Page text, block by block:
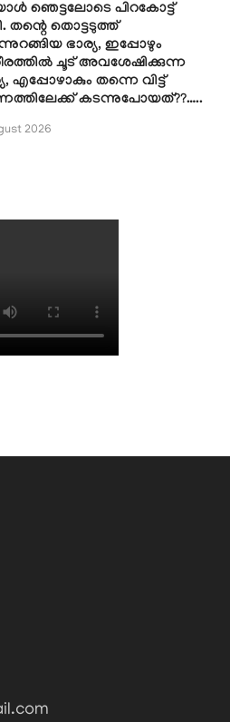
ഞെട്ടലോടെ പിറകോട്ട്
തന്റെ തൊട്ടടുത്ത്
ഭാര്യ, ഇപ്പോഴും
ചൂട് അവശേഷിക്കുന്ന
എപ്പോഴാകും തന്നെ വിട്ട്
കടന്നുപോയത്??…..
2026